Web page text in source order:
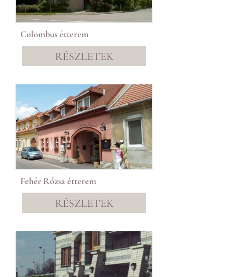
Colombus étterem
RÉSZLETEK
Fehér Rózsa étterem
RÉSZLETEK